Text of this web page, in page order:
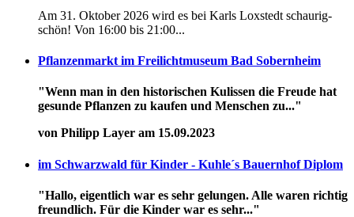
Am 31. Oktober 2026 wird es bei Karls Loxstedt schaurig-
schön! Von 16:00 bis 21:00...
Pflanzenmarkt im Freilichtmuseum Bad Sobernheim
"Wenn man in den historischen Kulissen die Freude hat
gesunde Pflanzen zu kaufen und Menschen zu..."
von Philipp Layer am 15.09.2023
im Schwarzwald für Kinder - Kuhle´s Bauernhof Diplom
"Hallo, eigentlich war es sehr gelungen. Alle waren richtig
freundlich. Für die Kinder war es sehr..."